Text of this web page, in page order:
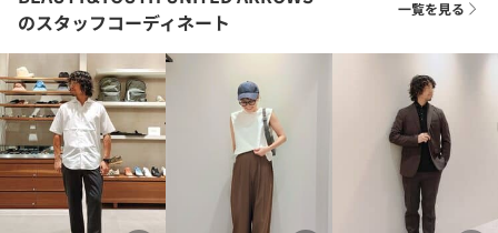
のスタッフコーディネート
一覧を見る